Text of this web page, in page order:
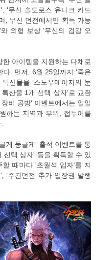
'무신 솔도로스 유니크 카드
, 무신 던전에서만 획득 가능
외형 보상 '무신의 검강 오
아이템을 지원하는 다채로
다. 먼저, 6월 25일까지 '죽은
산물을 '스노우메이지의 눈
산물 1개 선택 상자'로 교환
비 공방' 이벤트에서는 일일
하는 지역과 부위, 접두어를
게 둥글게' 출석 이벤트를 통
택 상자' 등을 획득할 수 있
때마다 '초월석 입자'를 지
'주간던전 추가 입장권 발행